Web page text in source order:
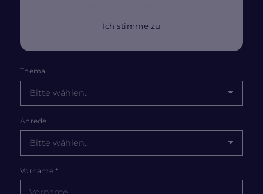
Ich stimme zu
Thema
Anrede
Vorname*